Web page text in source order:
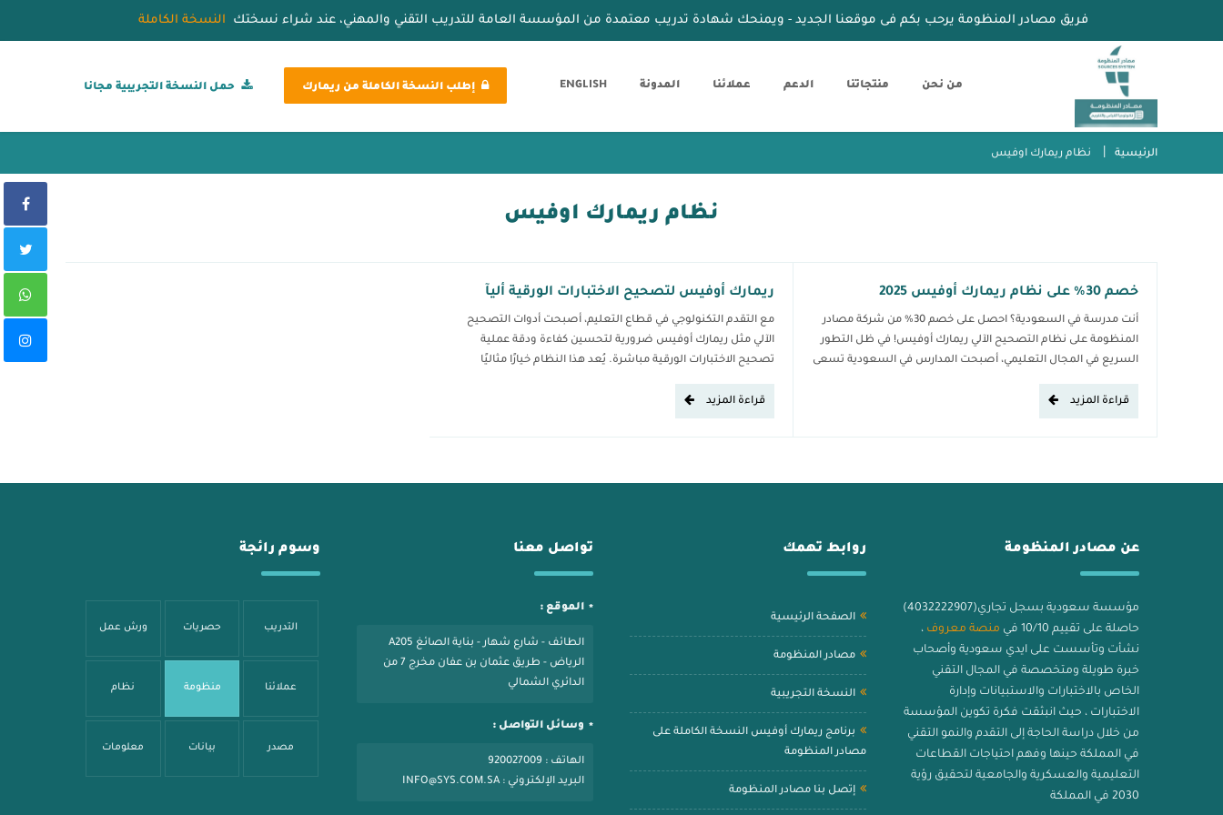
فريق مصادر المنظومة يرحب بكم فى موقعنا الجديد - ويمنحك شهادة تدريب معتمدة من المؤسسة العامة للتدريب التقني والمهني، عند شراء نسختك النسخة الكاملة
إطلب النسخة الكاملة من ريمارك حمل النسخة التجريبية مجانا ENGLISH من نحن منتجاتنا الدعم عملائنا المدونة
الرئيسية نظام ريمارك اوفيس
نظام ريمارك اوفيس
خصم 30% على نظام ريمارك أوفيس 2025
أنت مدرسة في السعودية؟ احصل على خصم 30% من شركة مصادر
المنظومة على نظام التصحيح الآلي ريمارك أوفيس! في ظل التطور
السريع في المجال التعليمي، أصبحت المدارس في السعودية تسعى
الأداء الأكاديمي. ومن أهم هذه الحلول الحديثة، أنظمة التصحيح الآلي
التي تسهّل عملية تصحيح الاختبارات وتقلل نسبة […]
قراءة المزيد
ريمارك أوفيس لتصحيح الاختبارات الورقية أليآ
مع التقدم التكنولوجي في قطاع التعليم، أصبحت أدوات التصحيح
الآلي مثل ريمارك أوفيس ضرورية لتحسين كفاءة ودقة عملية
تصحيح الاختبارات الورقية مباشرة. يُعد هذا النظام خيارًا مثاليًا
مراحلها، حيث يوفر حلولًا مبتكرة تُسهم في توفير الوقت والجهد
للمعلمين والإدارات التعليمية. في هذا الدليل، سنتناول كيفية
استخدام ريمارك […]
قراءة المزيد
عن مصادر المنظومة
مؤسسة سعودية بسجل تجاري(4032222907)
حاصلة على تقييم 10/10 في
منصة معروف ،
نشأت وتأسست على ايدي سعودية وأصحاب
خبرة طويلة ومتخصصة في المجال التقني
الخاص بالاختبارات والاستبيانات وإدارة
الاختبارات ، حيث انبثقت فكرة تكوين المؤسسة
من خلال دراسة الحاجة إلى التقدم والنمو التقني
في المملكة حينها وفهم احتياجات القطاعات
التعليمية والعسكرية والجامعية لتحقيق رؤية
2030 في المملكة
روابط تهمك
الصفحة الرئيسية
مصادر المنظومة
النسخة التجريبية
برنامج ريمارك أوفيس النسخة الكاملة على
مصادر المنظومة
إتصل بنا مصادر المنظومة
تواصل معنا
الموقع :
الطائف - شارع شهار - بناية الصائغ A205
الرياض - طريق عثمان بن عفان مخرج 7 من
الدائري الشمالي
وسائل التواصل :
الهاتف : 920027009
البريد الإلكتروني : INFO@SYS.COM.SA
وسوم رائجة
التدريب حصريات ورش عمل
عملائنا منظومة نظام
مصدر بيانات معلومات